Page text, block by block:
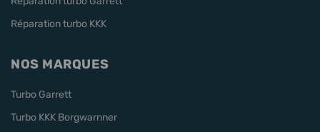
Réparation turbo KKK
NOS MARQUES
Turbo Garrett
Turbo KKK Borgwarnner